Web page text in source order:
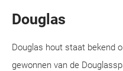
Douglas
Douglas hout staat bekend
gewonnen van de